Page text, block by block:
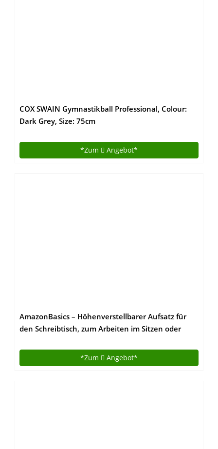
COX SWAIN Gymnastikball Professional, Colour:
Dark Grey, Size: 75cm
*Zum Angebot*
AmazonBasics – Höhenverstellbarer Aufsatz für
den Schreibtisch, zum Arbeiten im Sitzen oder
*Zum Angebot*